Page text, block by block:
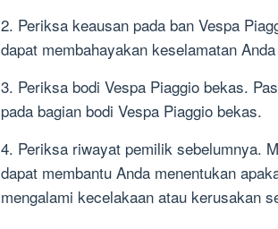
2. Periksa keausan pada ban Vespa
dapat membahayakan keselamatan
3. Periksa bodi Vespa Piaggio bekas.
pada bagian bodi Vespa Piaggio bekas.
4. Periksa riwayat pemilik sebelumnya.
dapat membantu Anda menentukan
mengalami kecelakaan atau kerusakan